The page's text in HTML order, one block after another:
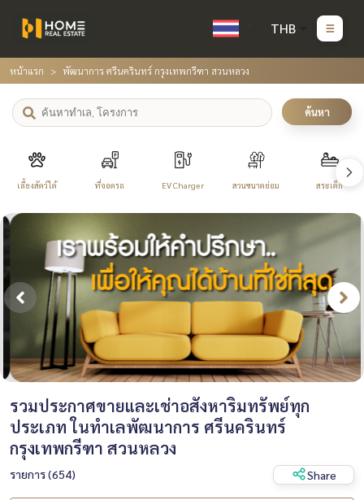
THB
หน้าแรก พัฒนาการ ศรีนครินทร์ กรุงเทพกรีฑา สวนหลวง
ค้นหา
เลี้ยงสัตว์ได้ ที่จอดรถ EV Charger สวนขนาดย่อม สระเด็ก
รวมประกาศขายและเช่าอสังหาริมทรัพย์ทุก
ประเภท ในทำเลพัฒนาการ ศรีนครินทร์
กรุงเทพกรีฑา สวนหลวง
รายการ (654) Share